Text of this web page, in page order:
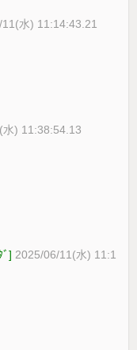
水) 11:14:43.21
) 11:38:54.13
ﾞ] 2025/06/11(水) 11:1